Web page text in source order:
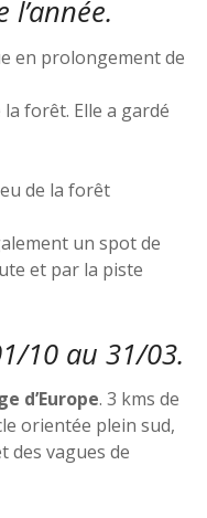
en prolongement de
forêt. Elle a gardé
de la forêt
un spot de
et par la piste
10 au 31/03.
d’Europe. 3 kms de
orientée plein sud,
des vagues de